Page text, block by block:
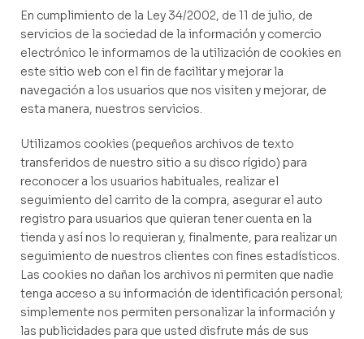
En cumplimiento de la Ley 34/2002, de 11 de julio, de
servicios de la sociedad de la información y comercio
electrónico le informamos de la utilización de cookies en
este sitio web con el fin de facilitar y mejorar la
navegación a los usuarios que nos visiten y mejorar, de
esta manera, nuestros servicios.
Utilizamos cookies (pequeños archivos de texto
transferidos de nuestro sitio a su disco rígido) para
reconocer a los usuarios habituales, realizar el
seguimiento del carrito de la compra, asegurar el auto
registro para usuarios que quieran tener cuenta en la
tienda y así nos lo requieran y, finalmente, para realizar un
seguimiento de nuestros clientes con fines estadísticos.
Las cookies no dañan los archivos ni permiten que nadie
tenga acceso a su información de identificación personal;
simplemente nos permiten personalizar la información y
las publicidades para que usted disfrute más de sus